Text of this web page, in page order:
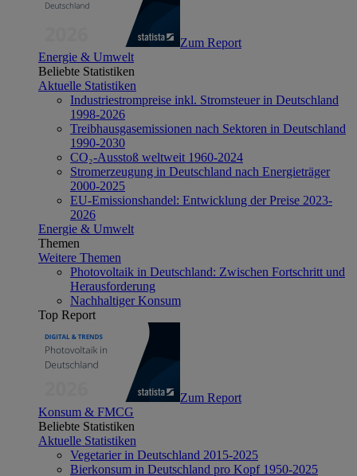
Zum Report
Energie & Umwelt
Beliebte Statistiken
Aktuelle Statistiken
Industriestrompreise inkl. Stromsteuer in Deutschland
1998-2026
Treibhausgasemissionen nach Sektoren in Deutschland
1990-2030
CO₂-Ausstoß weltweit 1960-2024
Stromerzeugung in Deutschland nach Energieträger
2000-2025
EU-Emissionshandel: Entwicklung der Preise 2023-
2026
Energie & Umwelt
Themen
Weitere Themen
Photovoltaik in Deutschland: Zwischen Fortschritt und
Herausforderung
Nachhaltiger Konsum
Top Report
Zum Report
Konsum & FMCG
Beliebte Statistiken
Aktuelle Statistiken
Vegetarier in Deutschland 2015-2025
Bierkonsum in Deutschland pro Kopf 1950-2025